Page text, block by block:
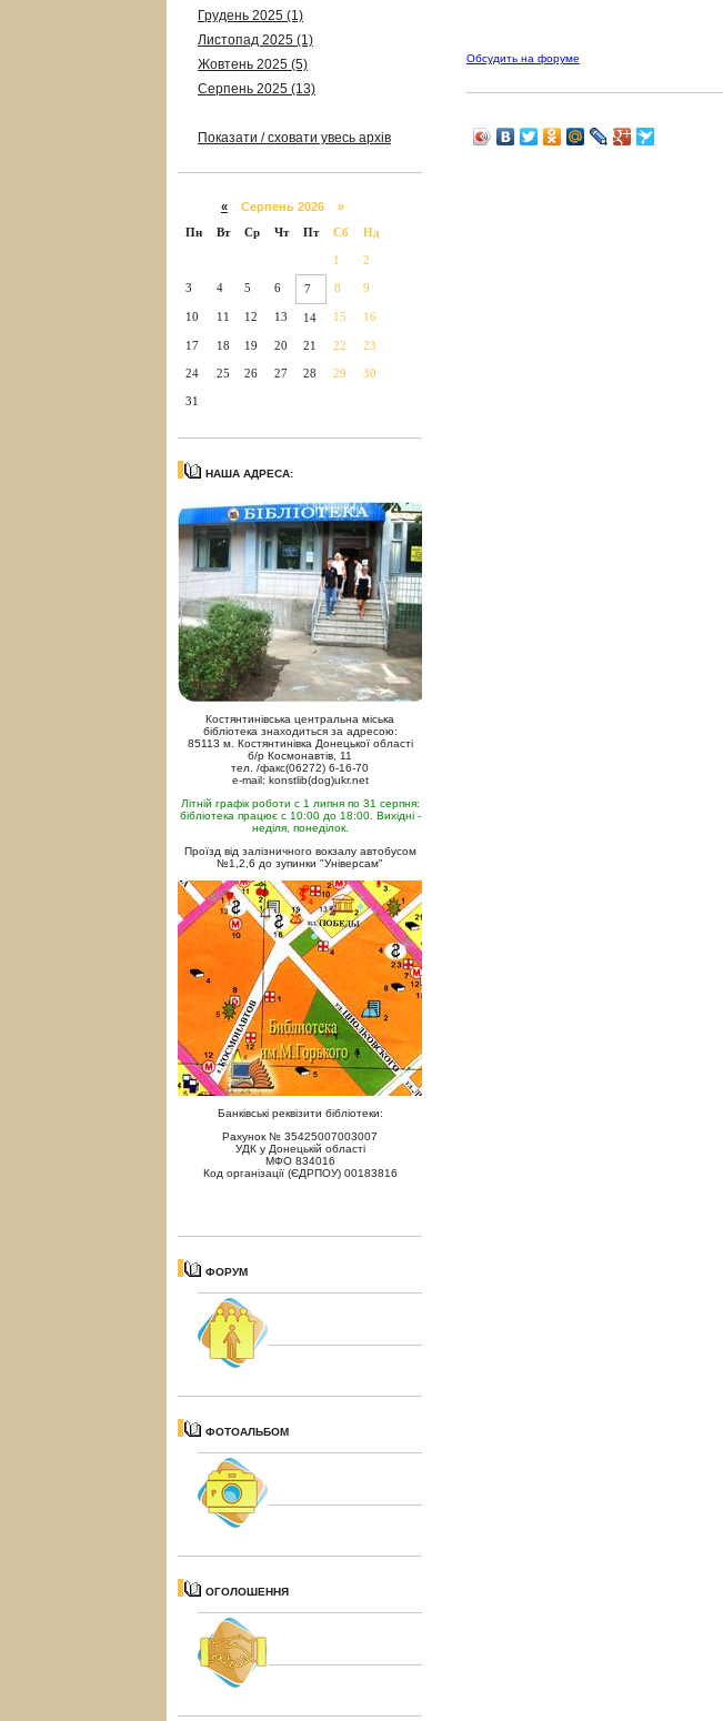
Грудень 2025 (1)
Листопад 2025 (1)
Жовтень 2025 (5)
Серпень 2025 (13)
Показати / сховати увесь архів
« Серпень 2026 »
Пн
Вт Ср Чт Пт Сб Нд
1 2
3 4 5 6 7 8 9
10 11 12 13 14 15 16
17 18 19 20 21 22 23
24 25 26 27 28 29 30
31
НАША АДРЕСА:
Костянтинівська центральна міська
бібліотека знаходиться за адресою:
85113 м. Костянтинівка Донецької області
б/р Космонавтів, 11
тел. /факс(06272) 6-16-70
e-mail: konstlib(dog)ukr.net
Літній графік роботи с 1 липня по 31 серпня:
бібліотека працює с 10:00 до 18:00. Вихідні -
неділя, понеділок.
Проїзд від залізничного вокзалу автобусом
№1,2,6 до зупинки "Універсам"
Банківські реквізити бібліотеки:
Рахунок № 35425007003007
УДК у Донецькій області
МФО 834016
Код організації (ЄДРПОУ) 00183816
ФОРУМ
ФОТОАЛЬБОМ
ОГОЛОШЕННЯ
Обсудить на форуме